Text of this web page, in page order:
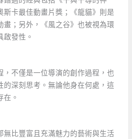
斯卡最佳動畫片獎；《龍貓》則是
畫；另外，《風之谷》也被視為環
啟發性。
，不僅是一位導演的創作過程，也
的深刻思考。無論他身在何處，這
在。
無比豐富且充滿魅力的藝術與生活